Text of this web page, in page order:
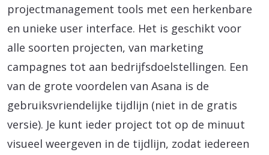
projectmanagement tools met een herkenbare
en unieke user interface. Het is geschikt voor
alle soorten projecten, van marketing
campagnes tot aan bedrijfsdoelstellingen. Een
van de grote voordelen van Asana is de
gebruiksvriendelijke tijdlijn (niet in de gratis
versie). Je kunt ieder project tot op de minuut
visueel weergeven in de tijdlijn, zodat iedereen